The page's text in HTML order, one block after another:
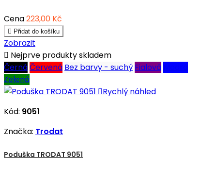
Cena223,00 Kč
 Přidat do košíku
Zobrazit
 Nejprve produkty skladem
ČernáČervená Bez barvy - suchý Fialová
Zelená
Rychlý náhled
Kód: 9051
Značka: Trodat
Poduška TRODAT 9051